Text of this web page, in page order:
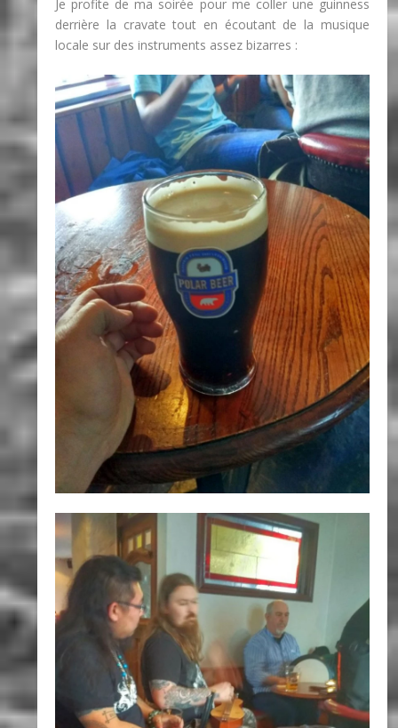
Je profite de ma soirée pour me coller une guinness
derrière la cravate tout en écoutant de la musique
locale sur des instruments assez bizarres :